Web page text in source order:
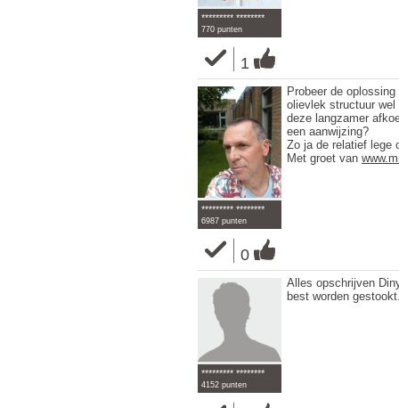
********* ********
770 punten
1
********* ********
6987 punten
0
Probeer de
olievlek structuur
deze langzamer
een aanwijzing?
Zo ja de relatief lege
Met groet van
********* ********
4152 punten
Alles opschrijven
best worden